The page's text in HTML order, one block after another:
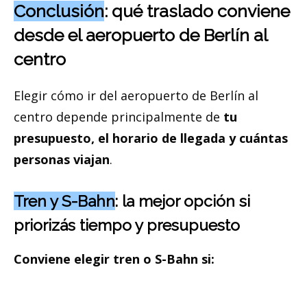
Conclusión: qué traslado conviene
desde el aeropuerto de Berlín al
centro
Elegir cómo ir del aeropuerto de Berlín al
centro depende principalmente de tu
presupuesto, el horario de llegada y cuántas
personas viajan.
Tren y S-Bahn: la mejor opción si
priorizás tiempo y presupuesto
Conviene elegir tren o S-Bahn si: